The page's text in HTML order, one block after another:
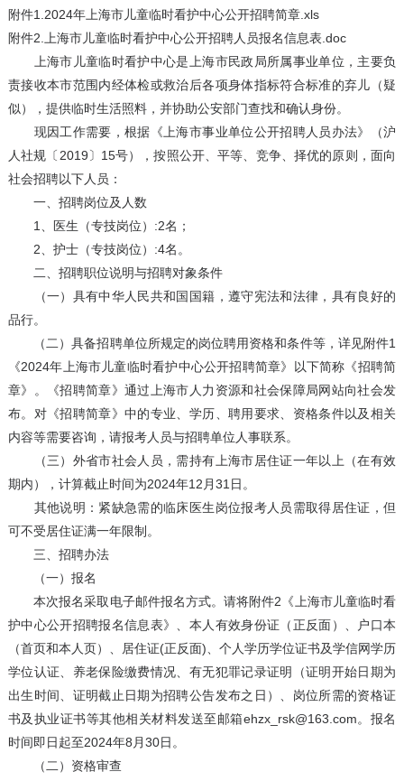
附件1.2024年上海市儿童临时看护中心公开招聘简章.xls
附件2.上海市儿童临时看护中心公开招聘人员报名信息表.doc
上海市儿童临时看护中心是上海市民政局所属事业单位，主要负
责接收本市范围内经体检或救治后各项身体指标符合标准的弃儿（疑
似），提供临时生活照料，并协助公安部门查找和确认身份。
现因工作需要，根据《上海市事业单位公开招聘人员办法》（沪
人社规〔2019〕15号），按照公开、平等、竞争、择优的原则，面向
社会招聘以下人员：
一、招聘岗位及人数
1、医生（专技岗位）:2名；
2、护士（专技岗位）:4名。
二、招聘职位说明与招聘对象条件
（一）具有中华人民共和国国籍，遵守宪法和法律，具有良好的
品行。
（二）具备招聘单位所规定的岗位聘用资格和条件等，详见附件1
《2024年上海市儿童临时看护中心公开招聘简章》以下简称《招聘简
章》。《招聘简章》通过上海市人力资源和社会保障局网站向社会发
布。对《招聘简章》中的专业、学历、聘用要求、资格条件以及相关
内容等需要咨询，请报考人员与招聘单位人事联系。
（三）外省市社会人员，需持有上海市居住证一年以上（在有效
期内），计算截止时间为2024年12月31日。
其他说明：紧缺急需的临床医生岗位报考人员需取得居住证，但
可不受居住证满一年限制。
三、招聘办法
（一）报名
本次报名采取电子邮件报名方式。请将附件2《上海市儿童临时看
护中心公开招聘报名信息表》、本人有效身份证（正反面）、户口本
（首页和本人页）、居住证(正反面)、个人学历学位证书及学信网学历
学位认证、养老保险缴费情况、有无犯罪记录证明（证明开始日期为
出生时间、证明截止日期为招聘公告发布之日）、岗位所需的资格证
书及执业证书等其他相关材料发送至邮箱ehzx_rsk@163.com。报名
时间即日起至2024年8月30日。
（二）资格审查